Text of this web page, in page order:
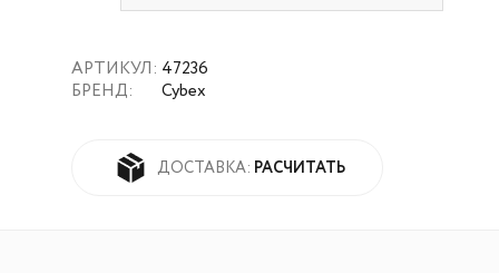
АРТИКУЛ:
БРЕНД:
47236
Cybex
ДОСТАВКА: РАСЧИТАТЬ